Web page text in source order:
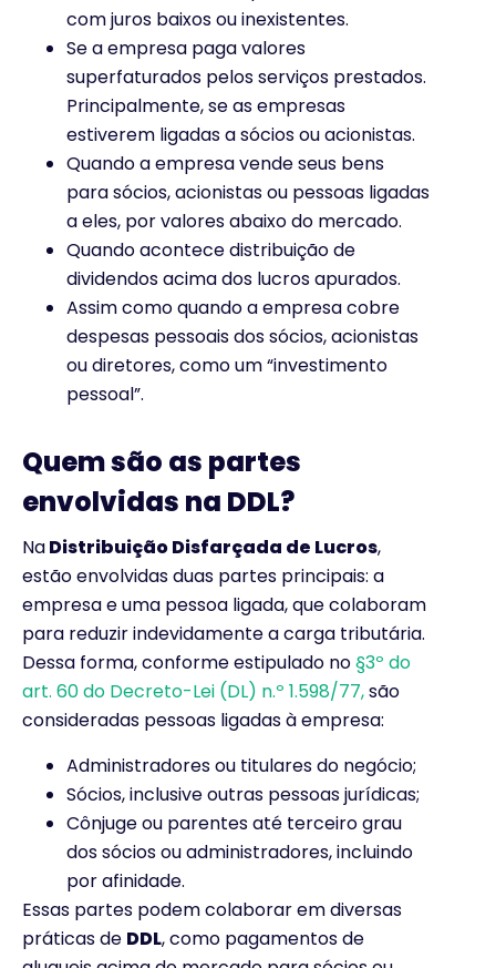
com juros baixos ou inexistentes.
Se a empresa paga valores
superfaturados pelos serviços prestados.
Principalmente, se as empresas
estiverem ligadas a sócios ou acionistas.
Quando a empresa vende seus bens
para sócios, acionistas ou pessoas ligadas
a eles, por valores abaixo do mercado.
Quando acontece distribuição de
dividendos acima dos lucros apurados.
Assim como quando a empresa cobre
despesas pessoais dos sócios, acionistas
ou diretores, como um “investimento
pessoal”.
Quem são as partes
envolvidas na DDL?
NaDistribuição Disfarçada de Lucros,
estão envolvidas duas partes principais: a
empresa e uma pessoa ligada, que colaboram
para reduzir indevidamente a carga tributária.
Dessa forma, conforme estipulado no§3º do
art. 60 do Decreto-Lei (DL) n.º 1.598/77,são
consideradas pessoas ligadas à empresa:
Administradores ou titulares do negócio;
Sócios, inclusive outras pessoas jurídicas;
Cônjuge ou parentes até terceiro grau
dos sócios ou administradores, incluindo
por afinidade.
Essas partes podem colaborar em diversas
práticas de DDL, como pagamentos de